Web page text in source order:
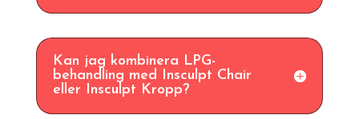
Kan jag kombinera LPG-
behandling med Insculpt Chair
eller Insculpt Kropp?